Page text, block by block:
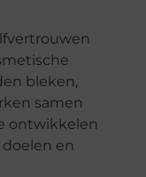
bleken,
samen
ontwikkelen
en